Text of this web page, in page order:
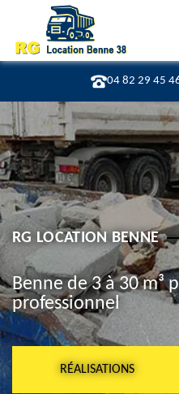
04 82 29 45
RG LOCATION BENNE
Benne de 3 à 30 m³
professionnel
RÉALISATIONS